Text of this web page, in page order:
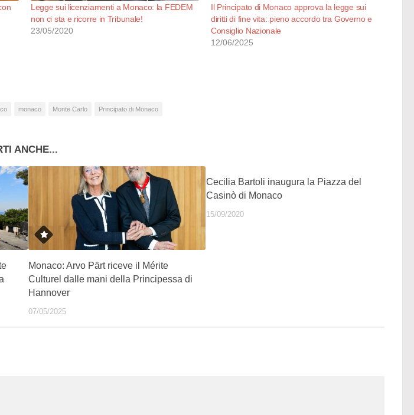
Legge sui licenziamenti a Monaco: la FEDEM
non ci sta e ricorre in Tribunale!
23/05/2020
Il Principato di Monaco approva la legge sui
diritti di fine vita: pieno accordo tra Governo e
Consiglio Nazionale
12/06/2025
monaco Monte Carlo Principato di Monaco
ANCHE...
Monaco: Arvo Pärt riceve il Mérite
Culturel dalle mani della Principessa di
Hannover
07/05/2025
Cecilia Bartoli inaugura la Piazza del
Casinò di Monaco
15/09/2020